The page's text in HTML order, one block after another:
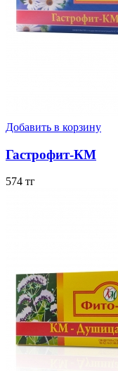
Добавить в корзину
Гастрофит-КМ
574 тг